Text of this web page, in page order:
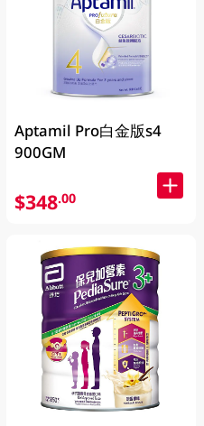
Aptamil Pro白金版s4
900GM
$348.00